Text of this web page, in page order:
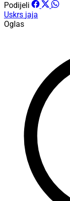
Podijeli
Uskrs jaja
Oglas